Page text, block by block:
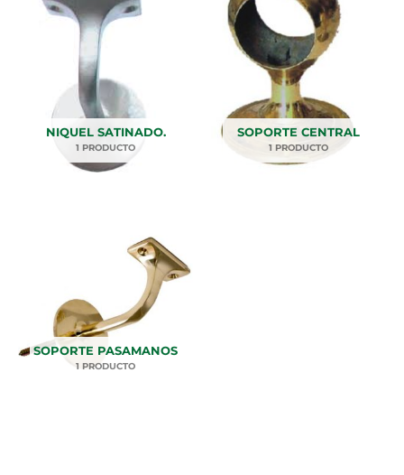
NIQUEL SATINADO.
1 PRODUCTO
SOPORTE CENTRAL
1 PRODUCTO
SOPORTE PASAMANOS
1 PRODUCTO